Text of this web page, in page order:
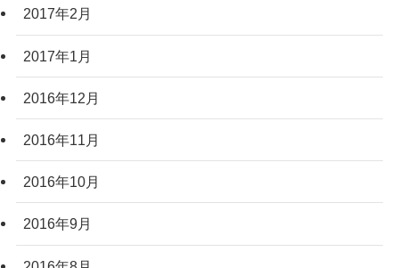
2017年2月
2017年1月
2016年12月
2016年11月
2016年10月
2016年9月